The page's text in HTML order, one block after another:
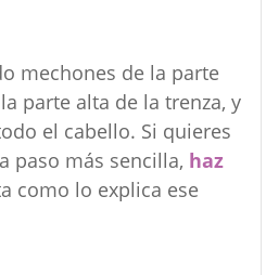
mechones de la parte
parte alta de la trenza, y
el cabello. Si quieres
paso más sencilla, haz
como lo explica ese